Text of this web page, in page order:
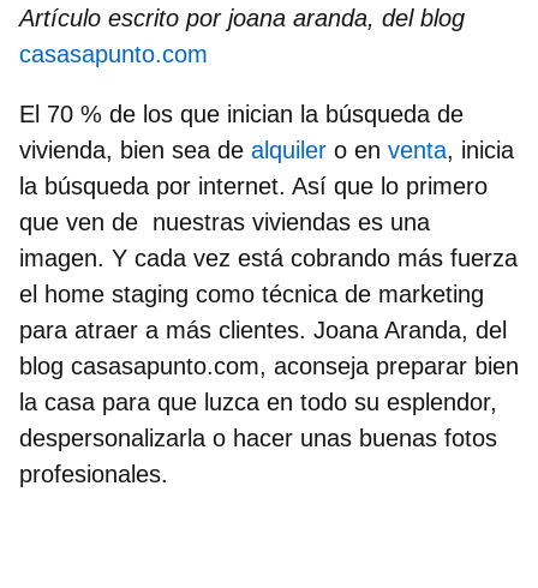
Artículo escrito por joana aranda, del blog
casasapunto.com
El 70 % de los que inician la búsqueda de
vivienda, bien sea de alquiler o en venta, inicia
la búsqueda por internet. Así que lo primero
que ven de nuestras viviendas es una
imagen. Y cada vez está cobrando más fuerza
el home staging como técnica de marketing
para atraer a más clientes. Joana Aranda, del
blog casasapunto.com, aconseja preparar bien
la casa para que luzca en todo su esplendor,
despersonalizarla o hacer unas buenas fotos
profesionales.